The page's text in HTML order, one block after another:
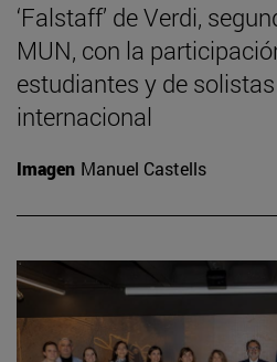
‘Falstaff’ de Verdi,
MUN, con la
estudiantes y de
internacional
Imagen Manuel Castells